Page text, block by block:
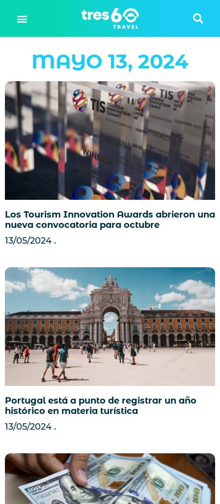
MAYO 13, 2024
Los Tourism Innovation Awards abrieron una
nueva convocatoria para octubre
13/05/2024
Portugal está a punto de registrar un año
histórico en materia turística
13/05/2024